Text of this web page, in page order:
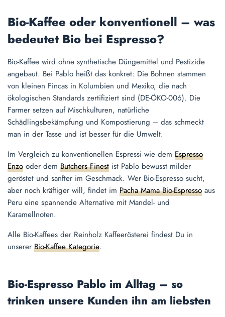
Bio-Kaffee oder konventionell – was
bedeutet Bio bei Espresso?
Bio-Kaffee wird ohne synthetische Düngemittel und Pestizide
angebaut. Bei Pablo heißt das konkret: Die Bohnen stammen
von kleinen Fincas in Kolumbien und Mexiko, die nach
ökologischen Standards zertifiziert sind (DE-ÖKO-006). Die
Farmer setzen auf Mischkulturen, natürliche
Schädlingsbekämpfung und Kompostierung – das schmeckt
man in der Tasse und ist besser für die Umwelt.
Im Vergleich zu konventionellen Espressi wie dem Espresso
Enzo oder dem Butchers Finest ist Pablo bewusst milder
geröstet und sanfter im Geschmack. Wer Bio-Espresso sucht,
aber noch kräftiger will, findet im Pacha Mama Bio-Espresso aus
Peru eine spannende Alternative mit Mandel- und
Karamellnoten.
Alle Bio-Kaffees der Reinholz Kaffeerösterei findest Du in
unserer Bio-Kaffee Kategorie.
Bio-Espresso Pablo im Alltag – so
trinken unsere Kunden ihn am liebsten